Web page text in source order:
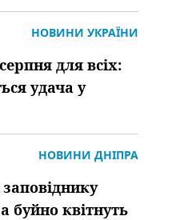
НОВИНИ УКРАЇНИ
для всіх:
удача у
НОВИНИ ДНІПРА
буйно квітнуть